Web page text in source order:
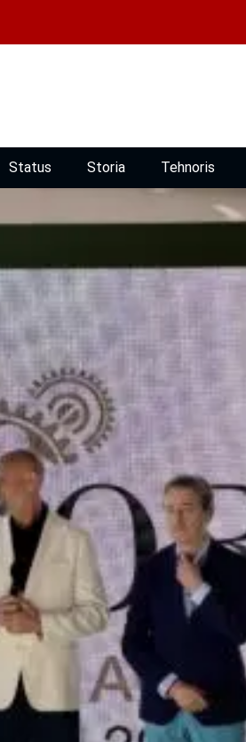
Status Storia Tehnoris